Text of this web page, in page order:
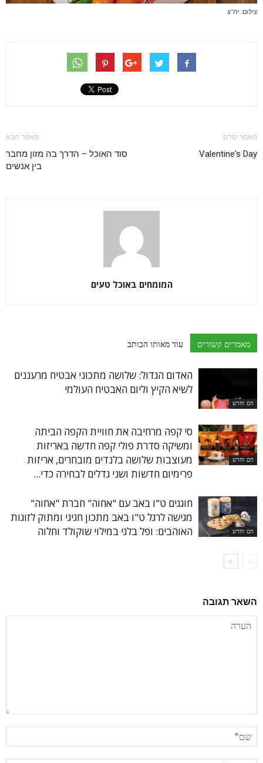
צילום: יח"צ
מאמר קודם
Valentine's Day
מאמר הבא
סוד האוכל – הדרך בה מזון מחבר
בין אנשים
המומחים באוכל טעים
מאמרים קשורים עוד מאותו הכותב
חם וחדש
האדום הגדול: שלושה מתכוני אבטיח מרעננים
לשיא הקיץ וליום האבטיח העולמי
חם וחדש
סי קפה מרחיבה את חוויית הקפה הביתה
ומשיקה סדרת פולי קפה חדשה באריזות
מעוצבות שלושה בלנדים מובחרים, אריזות
פרימיום חדשות ושני גדלים לבחירה כדי...
חם וחדש
חוגגים ט"ו באב עם "אחוה" חברת "אחוה"
מגישה לרגל ט"ו באב מתכון חגיגי ומתוק לזוגות
האוהבים: ופל בלגי במילוי שוקולד וחלוה
השאר תגובה